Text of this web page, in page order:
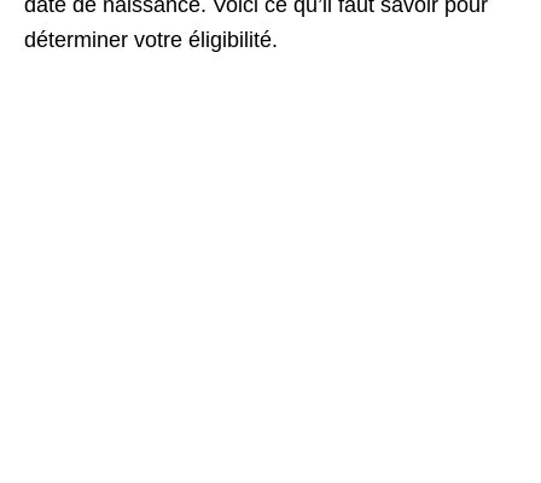
déterminer votre éligibilité.